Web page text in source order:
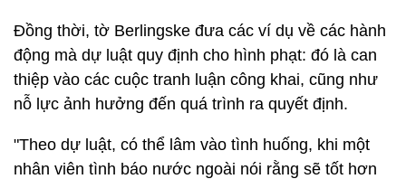
Đồng thời, tờ Berlingske đưa các ví dụ về các hành
động mà dự luật quy định cho hình phạt: đó là can
thiệp vào các cuộc tranh luận công khai, cũng như
nỗ lực ảnh hưởng đến quá trình ra quyết định.
"Theo dự luật, có thể lâm vào tình huống, khi một
nhân viên tình báo nước ngoài nói rằng sẽ tốt hơn